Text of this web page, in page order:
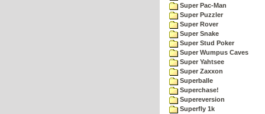
Super Pac-Man
Super Puzzler
Super Rover
Super Snake
Super Stud Poker
Super Wumpus Caves
Super Yahtsee
Super Zaxxon
Superballe
Superchase!
Supereversion
Superfly 1k